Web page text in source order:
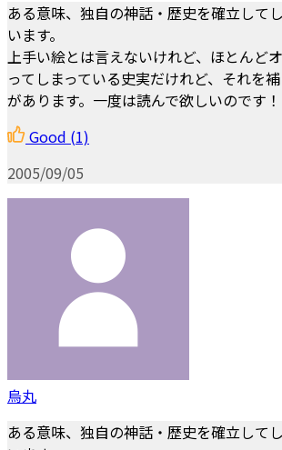
ある意味、独自の神話・歴史を確立して
います。
上手い絵とは言えないけれど、ほとんど
ってしまっている史実だけれど、それを
があります。一度は読んで欲しいのです！
Good (1)
2005/09/05
烏丸
ある意味、独自の神話・歴史を確立して